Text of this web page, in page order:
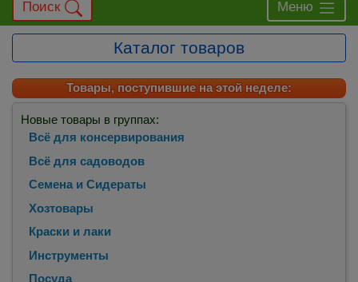
Поиск Меню
Каталог товаров
Товары, поступившие на этой неделе:
Новые товары в группах:
Всё для консервирования
Всё для садоводов
Семена и Сидераты
Хозтовары
Краски и лаки
Инструменты
Посуда